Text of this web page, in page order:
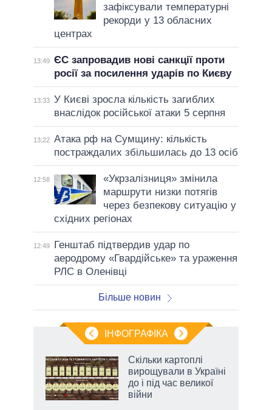
зафіксували температурні
рекорди у 13 обласних
центрах
13:49 ЄС запровадив нові санкції проти
росії за посилення ударів по Києву
13:33 У Києві зросла кількість загиблих
внаслідок російської атаки 5 серпня
13:22 Атака рф на Сумщину: кількість
постраждалих збільшилась до 13 осіб
12:58
«Укрзалізниця» змінила
маршрути низки потягів
через безпекову ситуацію у
східних регіонах
12:49
Генштаб підтвердив удар по
аеродрому «Гвардійське» та ураження
РЛС в Оленівці
Більше новин
ІНФОГРАФІКА
Скільки картоплі
вирощували в Україні
до і під час великої
війни